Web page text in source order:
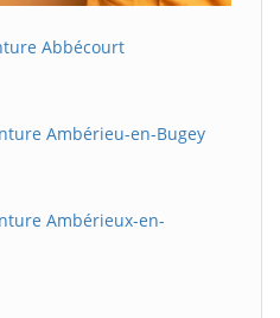
Abbécourt
Ambérieu-en-Bugey
Ambérieux-en-